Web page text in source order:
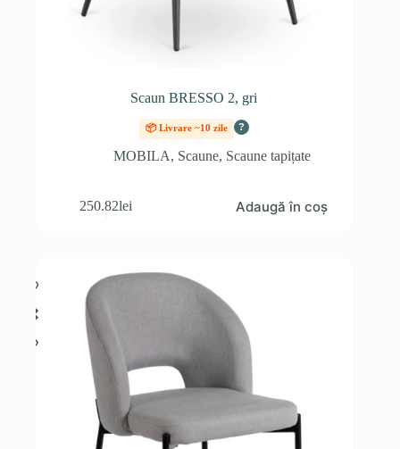
Scaun BRESSO 2, gri
📦 Livrare ~10 zile ?
MOBILA, Scaune, Scaune tapițate
250.82lei Adaugă în coș